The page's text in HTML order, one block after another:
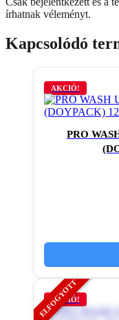
írhatnak véleményt.
Kapcsolódó
AKCIÓ!
PRO
AKCIÓ!